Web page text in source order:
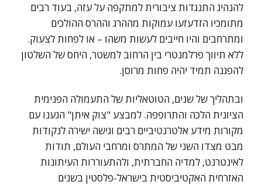
להנהיג התנגדות ציבורית למתקפה על עזה, בעוד רבים
מתומכיו הזדעזעו עמוקות מההרג וההרס ההולכים
ומתרחבים והיו חייבים לעשות משהו – או לפחות לצעוק.
ללא תיווך פרלמנטרי בין הרחוב למשטר, היחס של השלטון
להפגנה תמיד יהיה פחות מרוסן.
ובתהליך של שנים, הטוטאליות של התעמולה הפנימית
הציונית הלכה והתרופפה. למבצע "צוק איתן" הגענו עם
מקורות מידע אלטרנטיביים רבים וגישה ישירה לנקודות
מבט מצדו השני של המתרס ומרחבי העולם, תודות
לאינטרנט, למדיה החברתית, ולהתעוררות העיתונות
האזרחית האקטיביסטית בישראל-פלסטין בשנים